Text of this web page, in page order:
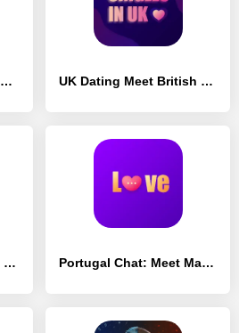
Hotalk -Online Video Chat&Meet - [Без рекламы] UK Dating Meet British Singles - [Премиум версия]
WIPPY - Meet People & Dating - [Без рекламы] Portugal Chat: Meet Match Date - [Разблокированная версия]